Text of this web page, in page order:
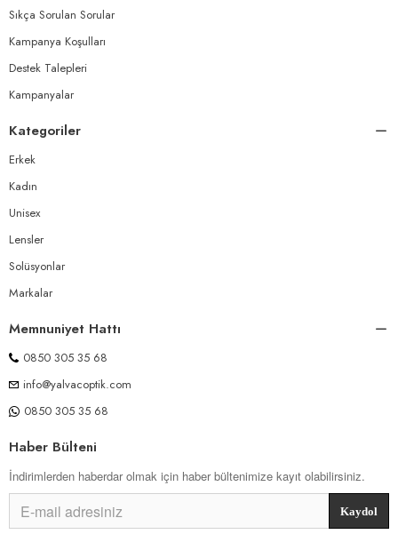
Sıkça Sorulan Sorular
Kampanya Koşulları
Destek Talepleri
Kampanyalar
Kategoriler
Erkek
Kadın
Unisex
Lensler
Solüsyonlar
Markalar
Memnuniyet Hattı
0850 305 35 68
info@yalvacoptik.com
0850 305 35 68
Haber Bülteni
İndirimlerden haberdar olmak için haber bültenimize kayıt olabilirsiniz.
Kaydol